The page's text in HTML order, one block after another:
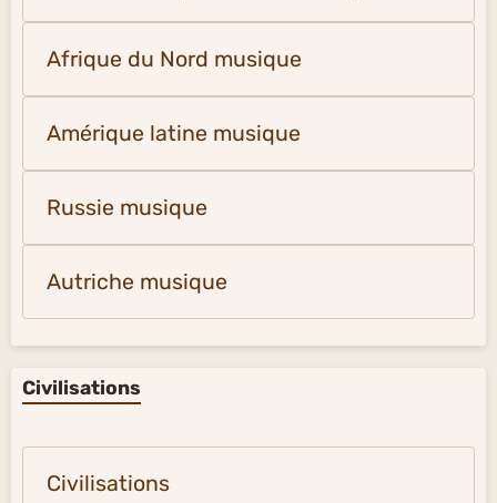
Afrique du Nord musique
Amérique latine musique
Russie musique
Autriche musique
Civilisations
Civilisations